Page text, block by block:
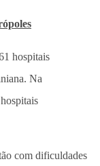
hospitais
Na
com dificuldades